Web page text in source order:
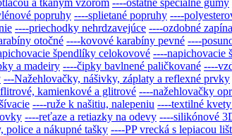
a tkaným vzorom ----ostatné špeciálne gumy
popruhy ----splietané popruhy ----
----priechodky nehrdzavejúce ----ozdobné
otočné ----kovové karabíny pevné ----
špendlíky celokovové ----napichovacie
a madeiry ----čipky bavlnené paličkované ----
---Nažehlovačky, nášivky, záplaty a reflexné prvky
kamienkové a glitrové ----nažehlovačky
----ruže k našitiu, nalepeniu ----textilné
----reťaze a retiazky na odevy ----silikónové
police a nákupné tašky ----PP vrecká s lepiacou